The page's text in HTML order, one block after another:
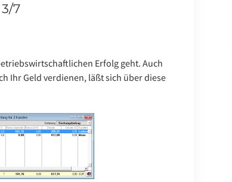
7
Erfolg geht. Auch
Ihr Geld verdienen, läßt sich über diese